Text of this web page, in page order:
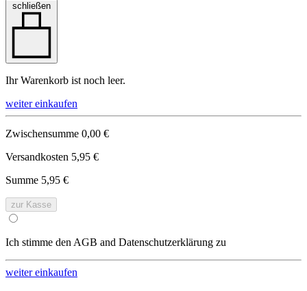
schließen
Ihr Warenkorb ist noch leer.
weiter einkaufen
Zwischensumme 0,00 €
Versandkosten 5,95 €
Summe 5,95 €
zur Kasse
Ich stimme den AGB and Datenschutzerklärung zu
weiter einkaufen